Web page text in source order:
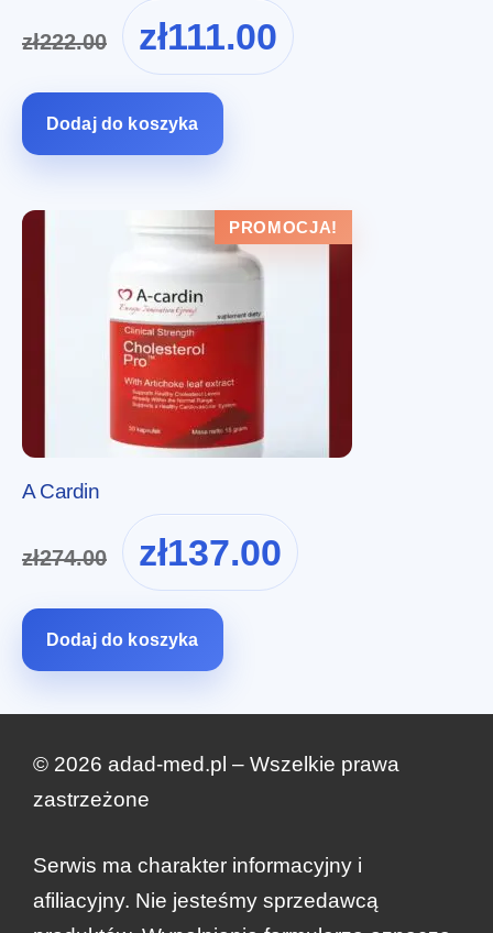
zł222.00
Pierwotna
cena
wynosiła:
zł111.00
cena
Dodaj do koszyka
PROMOCJA!
A Cardin
zł274.00
Pierwotna
cena
wynosiła:
zł137.00
cena
Dodaj do koszyka
© 2026 adad-med.pl – Wszelkie prawa
zastrzeżone
Serwis ma charakter informacyjny i
afiliacyjny. Nie jesteśmy sprzedawcą
zł199.99
Pierwotna
cena
100.00
cena
Zamów teraz